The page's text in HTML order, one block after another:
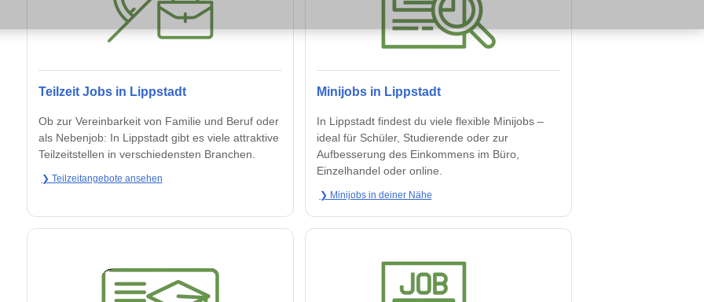
Teilzeit Jobs in Lippstadt
Ob zur Vereinbarkeit von Familie und Beruf oder
als Nebenjob: In Lippstadt gibt es viele attraktive
Teilzeitstellen in verschiedensten Branchen.
❯ Teilzeitangebote ansehen
Minijobs in Lippstadt
In Lippstadt findest du viele flexible Minijobs –
ideal für Schüler, Studierende oder zur
Aufbesserung des Einkommens im Büro,
Einzelhandel oder online.
❯ Minijobs in deiner Nähe